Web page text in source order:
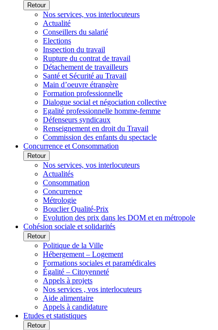
Retour
Nos services, vos interlocuteurs
Actualité
Conseillers du salarié
Elections
Inspection du travail
Rupture du contrat de travail
Détachement de travailleurs
Santé et Sécurité au Travail
Main d’oeuvre étrangère
Formation professionnelle
Dialogue social et négociation collective
Egalité professionnelle homme-femme
Défenseurs syndicaux
Renseignement en droit du Travail
Commission des enfants du spectacle
Concurrence et Consommation
Retour
Nos services, vos interlocuteurs
Actualités
Consommation
Concurrence
Métrologie
Bouclier Qualité-Prix
Evolution des prix dans les DOM et en métropole
Cohésion sociale et solidarités
Retour
Politique de la Ville
Hébergement – Logement
Formations sociales et paramédicales
Égalité – Citoyenneté
Appels à projets
Nos services , vos interlocuteurs
Aide alimentaire
Appels à candidature
Etudes et statistiques
Retour